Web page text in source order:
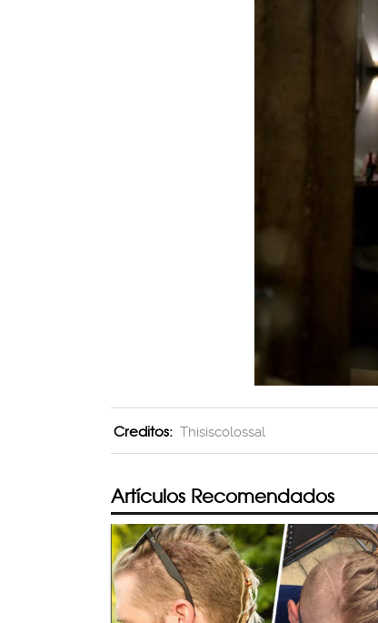
Creditos: Thisiscolossal
Artículos Recomendados